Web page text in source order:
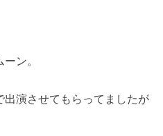
ン。
出演させてもらってましたが